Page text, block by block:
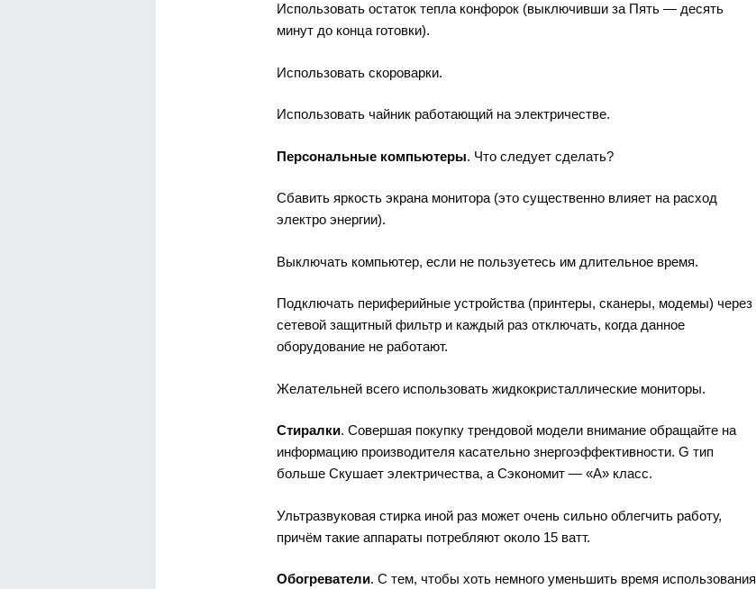
Использовать остаток тепла конфорок (выключивши за Пять — десять
минут до конца готовки).
Использовать скороварки.
Использовать чайник работающий на электричестве.
Персональные компьютеры. Что следует сделать?
Сбавить яркость экрана монитора (это существенно влияет на расход
электро энергии).
Выключать компьютер, если не пользуетесь им длительное время.
Подключать периферийные устройства (принтеры, сканеры, модемы) через
сетевой защитный фильтр и каждый раз отключать, когда данное
оборудование не работают.
Желательней всего использовать жидкокристаллические мониторы.
Стиралки. Совершая покупку трендовой модели внимание обращайте на
информацию производителя касательно знергоэффективности. G тип
больше Скушает электричества, а Сэкономит — «А» класс.
Ультразвуковая стирка иной раз может очень сильно облегчить работу,
причём такие аппараты потребляют около 15 ватт.
Обогреватели. С тем, чтобы хоть немного уменьшить время использования